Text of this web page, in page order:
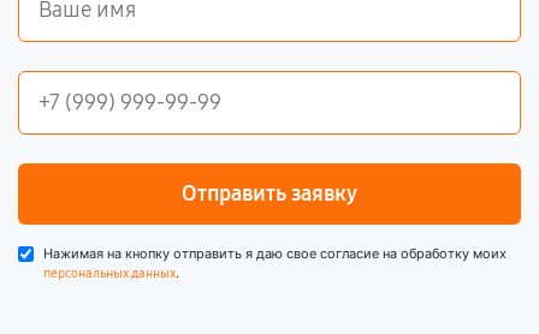
Отправить заявку
Нажимая на кнопку отправить я даю свое согласие на обработку моих
персональных данных.